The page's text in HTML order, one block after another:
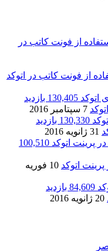
از فونت کاتب در اتوکد
130,405 بازدید
7 سپتامبر 2016
130,330 بازدید
31 ژانویه 2016
100,510
اتوکد
10 فوریه
84,609 بازدید
20 ژانویه 2016